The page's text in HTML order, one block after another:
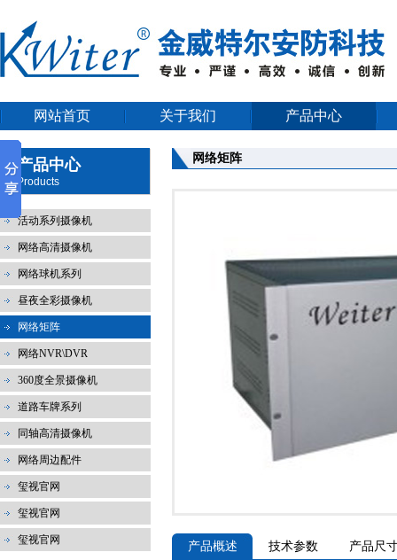
网站首页 关于我们 产品中心
产品中心
Products
活动系列摄像机
网络高清摄像机
网络球机系列
昼夜全彩摄像机
网络矩阵
网络NVR\DVR
360度全景摄像机
道路车牌系列
同轴高清摄像机
网络周边配件
玺视官网
玺视官网
玺视官网
网络矩阵
产品概述 技术参数 产品尺